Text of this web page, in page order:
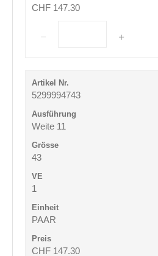
CHF 147.30
5299994743
Weite 11
43
1
PAAR
CHF 147.30